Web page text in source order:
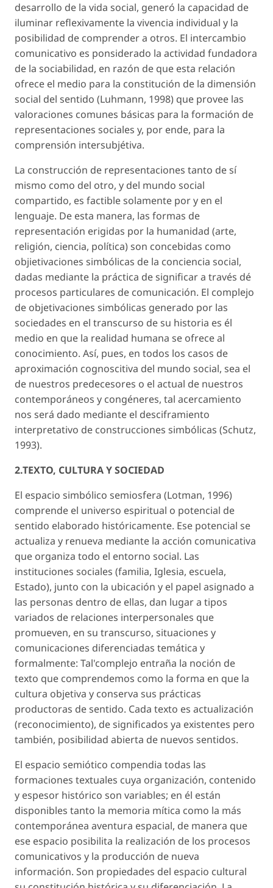
desarrollo de la vida social, generó la capacidad de
iluminar reflexivamente la vivencia individual y la
posibilidad de comprender a otros. El intercambio
comunicativo es ponsiderado la actividad fundadora
de la sociabilidad, en razón de que esta relación
ofrece el medio para la constitución de la dimensión
social del sentido (Luhmann, 1998) que provee las
valoraciones comunes básicas para la formación de
representaciones sociales y, por ende, para la
comprensión intersubjétiva.
La construcción de representaciones tanto de sí
mismo como del otro, y del mundo social
compartido, es factible solamente por y en el
lenguaje. De esta manera, las formas de
representación erigidas por la humanidad (arte,
religión, ciencia, política) son concebidas como
objietivaciones simbólicas de la conciencia social,
dadas mediante la práctica de significar a través dé
procesos particulares de comunicación. El complejo
de objetivaciones simbólicas generado por las
sociedades en el transcurso de su historia es él
medio en que la realidad humana se ofrece al
conocimiento. Así, pues, en todos los casos de
aproximación cognoscitiva del mundo social, sea el
de nuestros predecesores o el actual de nuestros
contemporáneos y congéneres, tal acercamiento
nos será dado mediante el desciframiento
interpretativo de construcciones simbólicas (Schutz,
1993).
2.TEXTO, CULTURA Y SOCIEDAD
El espacio simbólico semiosfera (Lotman, 1996)
comprende el universo espiritual o potencial de
sentido elaborado históricamente. Ese potencial se
actualiza y renueva mediante la acción comunicativa
que organiza todo el entorno social. Las
instituciones sociales (familia, Iglesia, escuela,
Estado), junto con la ubicación y el papel asignado a
las personas dentro de ellas, dan lugar a tipos
variados de relaciones interpersonales que
promueven, en su transcurso, situaciones y
comunicaciones diferenciadas temática y
formalmente: Tal'complejo entraña la noción de
texto que comprendemos como la forma en que la
cultura objetiva y conserva sus prácticas
productoras de sentido. Cada texto es actualización
(reconocimiento), de significados ya existentes pero
también, posibilidad abierta de nuevos sentidos.
El espacio semiótico compendia todas las
formaciones textuales cuya organización, contenido
y espesor histórico son variables; en él están
disponibles tanto la memoria mítica como la más
contemporánea aventura espacial, de manera que
ese espacio posibilita la realización de los procesos
comunicativos y la producción de nueva
información. Son propiedades del espacio cultural